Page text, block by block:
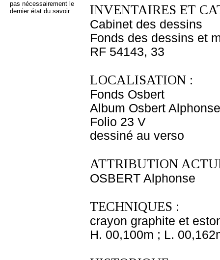
pas nécessairement le
dernier état du savoir.
INVENTAIRES ET
Cabinet des dessins
Fonds des dessins et
RF 54143, 33
LOCALISATION :
Fonds Osbert
Album Osbert
Folio 23 V
dessiné au verso
ATTRIBUTION
OSBERT Alphonse
TECHNIQUES :
crayon graphite et
H. 00,100m ; L.